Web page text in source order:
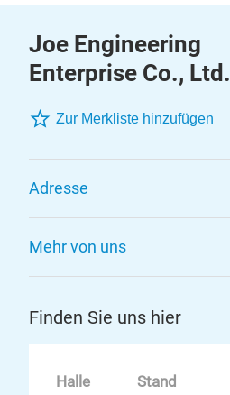
Joe Engineering
Enterprise Co., Ltd.
Zur Merkliste hinzufügen
Adresse
Mehr von uns
Finden Sie uns hier
Halle Stand